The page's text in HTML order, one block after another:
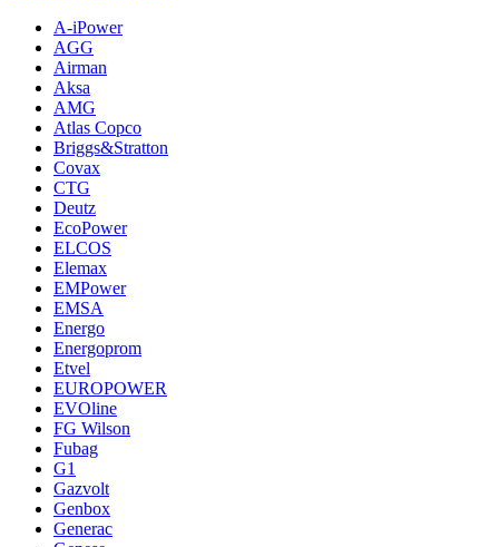
A-iPower
AGG
Airman
Aksa
AMG
Atlas Copco
Briggs&Stratton
Covax
CTG
Deutz
EcoPower
ELCOS
Elemax
EMPower
EMSA
Energo
Energoprom
Etvel
EUROPOWER
EVOline
FG Wilson
Fubag
G1
Gazvolt
Genbox
Generac